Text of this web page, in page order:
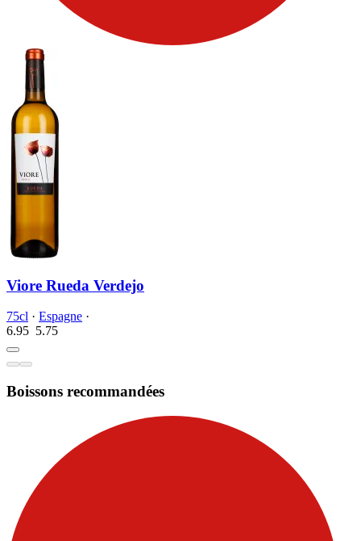
Viore Rueda Verdejo
75cl · Espagne ·
6.95 5.75
Boissons recommandées